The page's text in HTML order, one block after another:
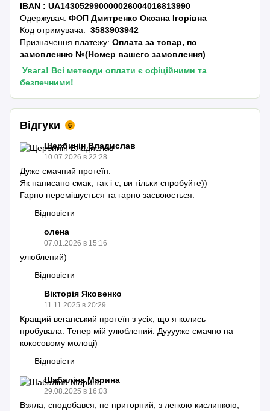
IBAN : UA143052990000026004016813990
Одержувач:ФОП Дмитренко Оксана Ігорівна
Код отримувача:3583903942
Призначення платежу:Оплата за товар, по
замовленню №(Номер вашего замовлення)
Увага! Всі метеоди оплати є офіційними та
безпечними!
Відгуки 6
Щербинін Владислав
10.07.2026 в 22:28
Дуже смачний протеїн.
Як написано смак, так і є, ви тільки спробуйте))
Гарно перемішується та гарно засвоюється.
Відповісти
олена
07.01.2026 в 15:16
улюблений)
Відповісти
Вікторія Яковенко
11.11.2025 в 20:29
Кращий веганський протеїн з усіх, що я колись
пробувала. Тепер мій улюблений. Дууууже смачно на
кокосовому молоці)
Відповісти
Шабаліна Марина
29.08.2025 в 16:03
Взяла, сподобався, не приторний, з легкою кислинкою,